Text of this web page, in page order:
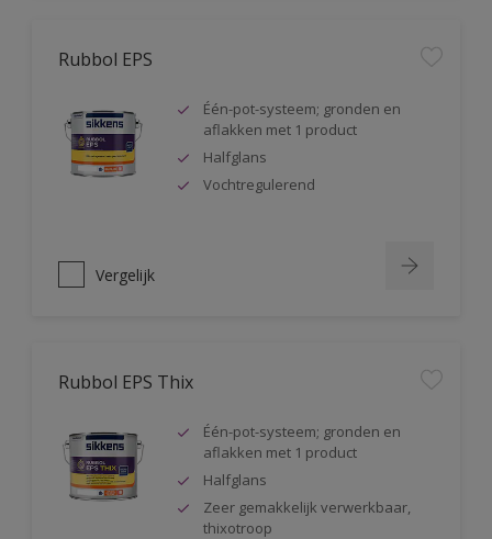
Rubbol EPS
Één-pot-systeem; gronden en
aflakken met 1 product
Halfglans
Vochtregulerend
Vergelijk
Rubbol EPS Thix
Één-pot-systeem; gronden en
aflakken met 1 product
Halfglans
Zeer gemakkelijk verwerkbaar,
thixotroop